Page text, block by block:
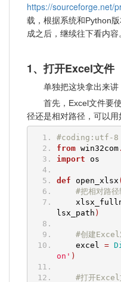
https://sourceforge.net/
载，根据系统和Python
成之后，继续往下看内容
1、打开Excel文件
单独把这块拿出来讲
首先，Excel文件要
径还是相对路径，可以用
#coding:utf-8
from win32com.
import os
def open_xlsx
#把相对路径
lsx_path )
#创建Excel
excel =
on' )
#打开Excel